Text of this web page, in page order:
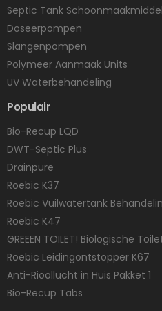
Septic Tank
Doseerpompen
Slangenpompen
Polymeer Aanmaak Units
UV Waterbehandeling
Populair
Bio-Recup LQD
DWT-Septic Plus
Drainpure
Roebic K37
Roebic Vuilwatertank
Roebic K47
GREEEN TOILET! Biologische
Roebic Leidingontstopper K67
Anti-Rioollucht in Huis Pakket 1
Bio-Recup Tabs